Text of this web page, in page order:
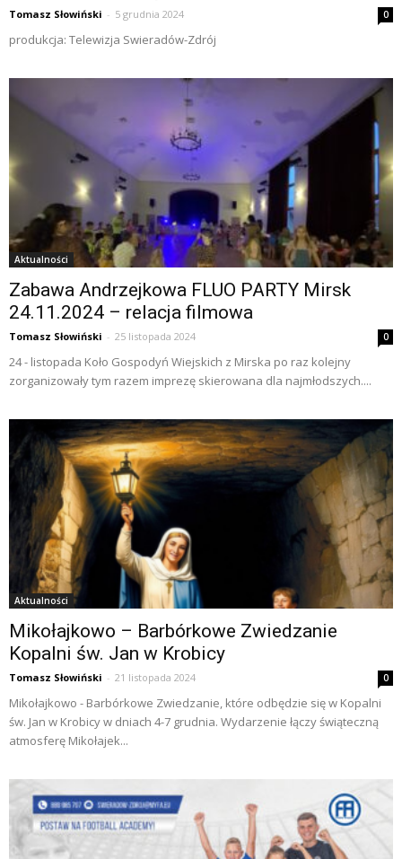
Tomasz Słowiński - 5 grudnia 2024 0
produkcja: Telewizja Swieradów-Zdrój
Aktualności
Zabawa Andrzejkowa FLUO PARTY Mirsk
24.11.2024 – relacja filmowa
Tomasz Słowiński - 25 listopada 2024 0
24 - listopada Koło Gospodyń Wiejskich z Mirska po raz kolejny
zorganizowały tym razem imprezę skierowana dla najmłodszych....
Aktualności
Mikołajkowo – Barbórkowe Zwiedzanie
Kopalni św. Jan w Krobicy
Tomasz Słowiński - 21 listopada 2024 0
Mikołajkowo - Barbórkowe Zwiedzanie, które odbędzie się w Kopalni
św. Jan w Krobicy w dniach 4-7 grudnia. Wydarzenie łączy świąteczną
atmosferę Mikołajek...